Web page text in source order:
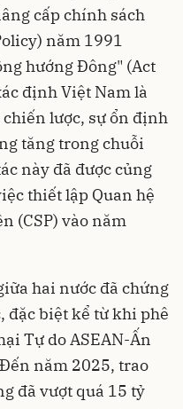
cấp chính sách
năm 1991
hướng Đông" (Act
định Việt Nam là
lược, sự ổn định
tăng trong chuỗi
này đã được củng
thiết lập Quan hệ
(CSP) vào năm
hai nước đã chứng
đặc biệt kể từ khi phê
Tự do ASEAN-Ấn
năm 2025, trao
đã vượt quá 15 tỷ